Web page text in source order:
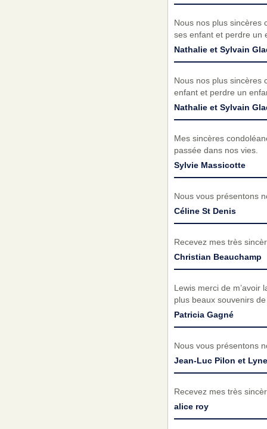
Nous nos plus sincères
ses enfant et perdre un
Nathalie et Sylvain
Nous nos plus sincères
enfant et perdre un
Nathalie et Sylvain
Mes sincères
passée dans nos vies.
Sylvie Massicotte
Nous vous présentons
Céline St Denis
Recevez mes très
Christian Beauchamp
Lewis merci de m’avoir
plus beaux souvenirs
Patricia Gagné
Nous vous présentons
Jean-Luc Pilon et
Recevez mes très
alice roy